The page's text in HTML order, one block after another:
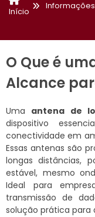
Início
Informações
O Que é
Alcance
Uma antena de
dispositivo
conectividade em
Essas antenas são
longas distâncias,
estável, mesmo
Ideal para
transmissão de
solução prática para